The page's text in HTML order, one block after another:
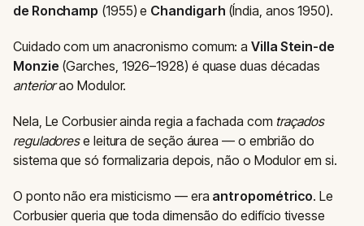
de Ronchamp (1955) e Chandigarh (Índia, anos 1950).
Cuidado com um anacronismo comum: aVilla Stein-de
Monzie (Garches, 1926–1928) é quase duas décadas
anteriorao Modulor.
Nela, Le Corbusier ainda regia a fachada com traçados
reguladorese leitura de seção áurea — o embrião do
sistema que só formalizaria depois, não o Modulor em si.
O ponto não era misticismo — era antropométrico. Le
Corbusier queria que toda dimensão do edifício tivesse